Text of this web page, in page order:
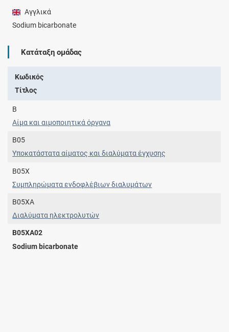
Αγγλικά
Sodium bicarbonate
Κατάταξη ομάδας
Κωδικός
Τίτλος
B
Αίμα και αιμοποιητικά όργανα
B05
Υποκατάστατα αίματος και διαλύματα έγχυσης
B05X
Συμπληρώματα ενδοφλέβιων διαλυμάτων
B05XA
Διαλύματα ηλεκτρολυτών
B05XA02
Sodium bicarbonate